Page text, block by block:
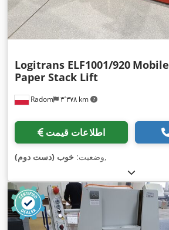
Radom ۳٬۳۷۸ km
Logitrans ELF1001/920 Mobile
Paper Stack Lift
اطلاعات قیمت
وضعیت: خوب (دست دوم) ,